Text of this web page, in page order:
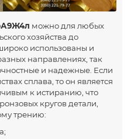
можно для любых
хозяйства до
использованы и
направлениях, так
и надежные. Если
сплава, то он является
к истиранию, что
кругов детали,
трению: